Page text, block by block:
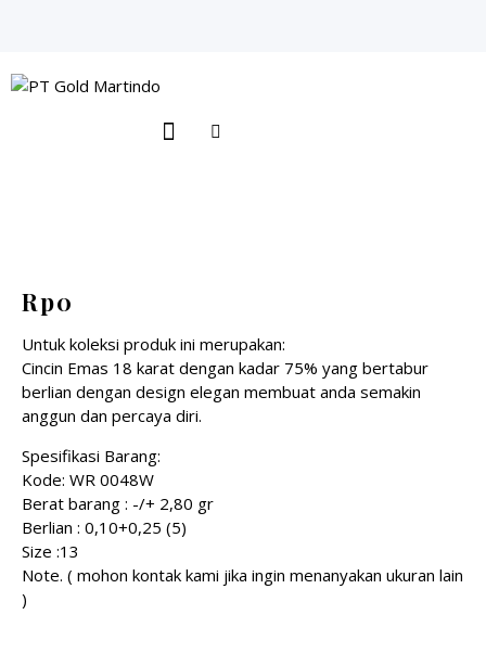
Search
Rp0
Untuk koleksi produk ini merupakan:
Cincin Emas 18 karat dengan kadar 75% yang bertabur
berlian dengan design elegan membuat anda semakin
anggun dan percaya diri.
Spesifikasi Barang:
Kode: WR 0048W
Berat barang : -/+ 2,80 gr
Berlian : 0,10+0,25 (5)
Size :13
Note. ( mohon kontak kami jika ingin menanyakan ukuran lain
)